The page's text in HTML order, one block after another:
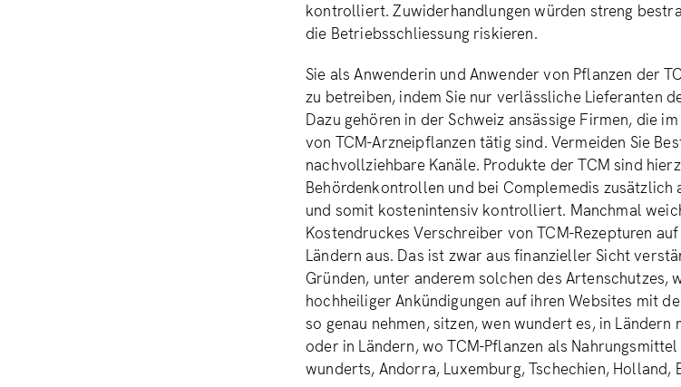
kontrolliert. Zuwiderhandlungen würden streng
die Betriebsschliessung riskieren.
Sie als Anwenderin und Anwender von Pflanzen der
zu betreiben, indem Sie nur verlässliche Lieferanten
Dazu gehören in der Schweiz ansässige Firmen, die
von TCM-Arzneipflanzen tätig sind. Vermeiden Sie
nachvollziehbare Kanäle. Produkte der TCM sind
Behördenkontrollen und bei Complemedis zusätzlich
und somit kostenintensiv kontrolliert. Manchmal
Kostendruckes Verschreiber von TCM-Rezepturen
Ländern aus. Das ist zwar aus finanzieller Sicht
Gründen, unter anderem solchen des Artenschutzes,
hochheiliger Ankündigungen auf ihren Websites mit
so genau nehmen, sitzen, wen wundert es, in
oder in Ländern, wo TCM-Pflanzen als
wunderts, Andorra, Luxemburg, Tschechien, Holland,